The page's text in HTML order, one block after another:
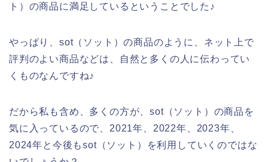
ト）の商品に満足しているということでした♪
やっぱり、sot（ソット）の商品のように、ネット上で
評判のよい商品などは、自然と多くの人に伝わってい
くものなんですね♪
だから私も含め、多くの方が、sot（ソット）の商品を
気に入っているので、2021年、2022年、2023年、
2024年と今後もsot（ソット）を利用していくのではな